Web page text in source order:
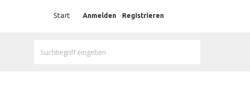
Start Anmelden Registrieren